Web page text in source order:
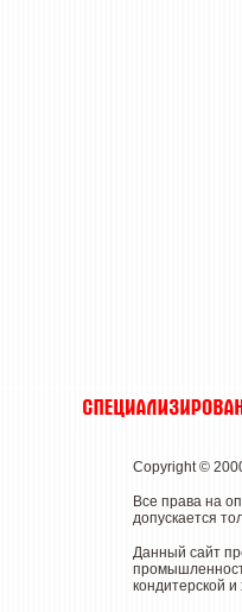
Copyright ©
Все права на
допускается
Данный сайт
кондитерской